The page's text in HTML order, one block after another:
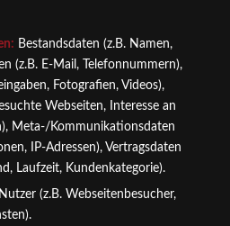
Bestandsdaten (z.B. Namen,
(z.B. E-Mail, Telefonnummern),
Fotografien, Videos),
Webseiten, Interesse an
Meta-/Kommunikationsdaten
IP-Adressen), Vertragsdaten
Laufzeit, Kundenkategorie).
Nutzer (z.B. Webseitenbesucher,